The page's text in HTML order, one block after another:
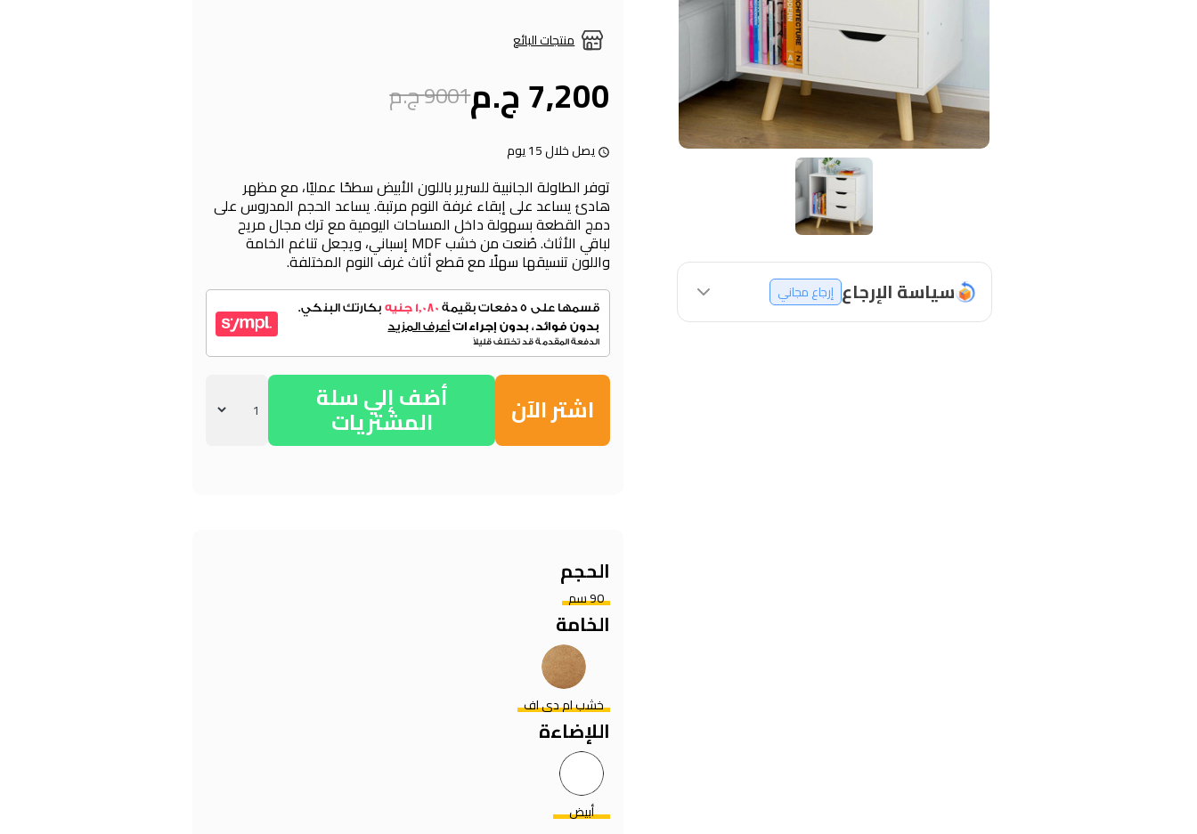
سياسة الإرجاع إرجاع مجاني
منتجات البائع
7,200 ج.م 9001 ج.م
يصل خلال 15 يوم
توفر الطاولة الجانبية للسرير باللون الأبيض سطحًا عمليًا، مع مظهر
هادئ يساعد على إبقاء غرفة النوم مرتبة. يساعد الحجم المدروس على
دمج القطعة بسهولة داخل المساحات اليومية مع ترك مجال مريح
لباقي الأثاث. صُنعت من خشب MDF إسباني، ويجعل تناغم الخامة
واللون تنسيقها سهلًا مع قطع أثاث غرف النوم المختلفة.
اشتر الآن أضف إلي سلة
المشتريات
الحجم
90 سم
الخامة
خشب ام دي اف
اللإضاءة
أبيض